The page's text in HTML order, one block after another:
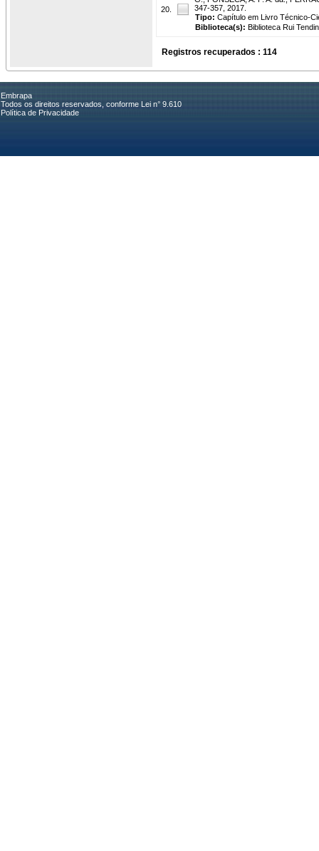
20.
347-357, 2017.
Tipo: Capítulo em Livro Técnico-
Biblioteca(s): Biblioteca Rui
Registros recuperados : 114
Embrapa
Todos os direitos reservados, conforme Lei n° 9.610
Política de Privacidade